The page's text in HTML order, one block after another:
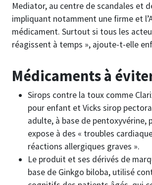
Mediator, au centre de scandales et
impliquant notamment une firme et
médicament. Surtout si tous les
réagissent à temps », ajoute-t-elle
Médicaments à
Sirops contre la toux comme
pour enfant et Vicks sirop
adulte, à base de pentoxyvérine,
expose à des « troubles
réactions allergiques graves ».
Le produit et ses dérivés de
base de Ginkgo biloba, utilisé